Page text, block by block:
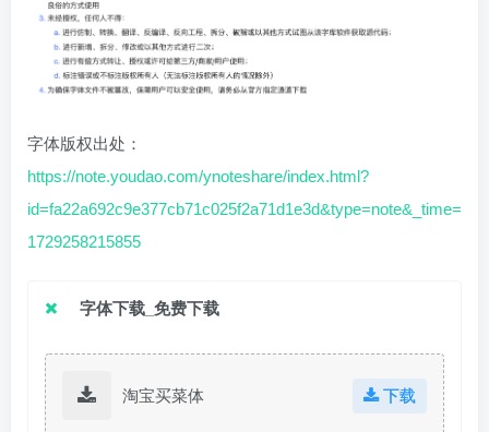
字体版权出处：
https://note.youdao.com/ynoteshare/index.html?
id=fa22a692c9e377cb71c025f2a71d1e3d&type=note&_time=
1729258215855
字体下载_免费下载
淘宝买菜体 下载